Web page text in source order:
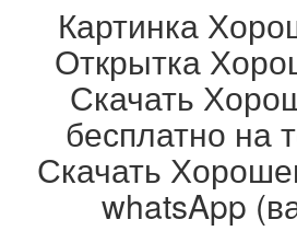
Картинка
Открытка
Скачать
бесплатно на
Скачать
whatsApp